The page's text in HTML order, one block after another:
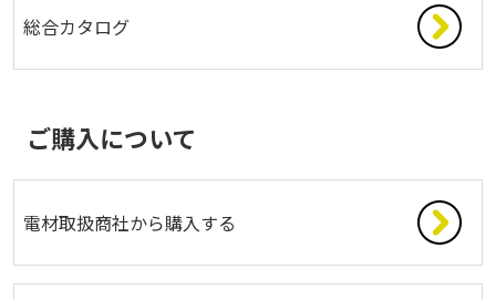
総合カタログ
ご購入について
電材取扱商社から購入する